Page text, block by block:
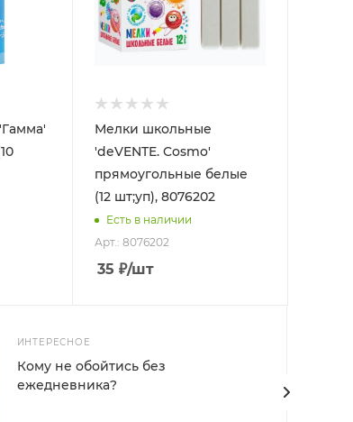
Мелки школьные
'deVENTE. Cosmo'
прямоугольные белые
(12 шт;уп), 8076202
Есть в наличии
Арт.: 8076202
35 ₽/шт
ИНТЕРЕСНОЕ
Кому не обойтись без
ежедневника?